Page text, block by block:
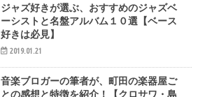
ジャズ好きが選ぶ、おすすめのジャズベ
ーシストと名盤アルバム１０選【ベース
好きは必見】
2019.01.21
音楽ブロガーの筆者が、町田の楽器屋ご
との感想と特徴を紹介！【クロサワ・島